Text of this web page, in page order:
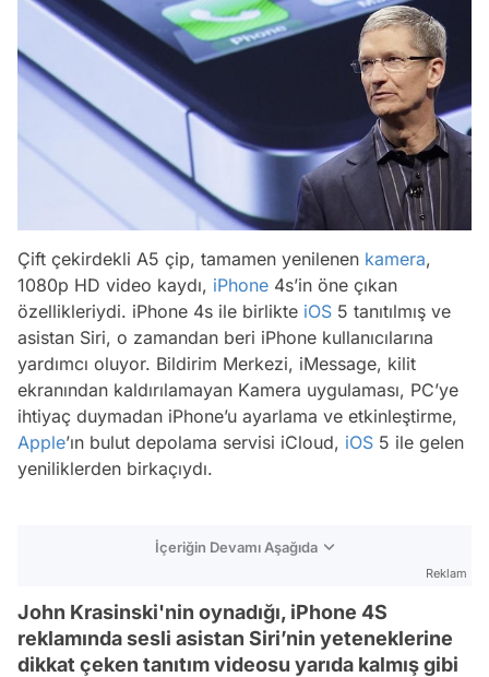
Çift çekirdekli A5 çip, tamamen yenilenen kamera,
1080p HD video kaydı, iPhone 4s’in öne çıkan
özellikleriydi. iPhone 4s ile birlikte iOS 5 tanıtılmış ve
asistan Siri, o zamandan beri iPhone kullanıcılarına
yardımcı oluyor. Bildirim Merkezi, iMessage, kilit
ekranından kaldırılamayan Kamera uygulaması, PC’ye
ihtiyaç duymadan iPhone’u ayarlama ve etkinleştirme,
Apple’ın bulut depolama servisi iCloud, iOS 5 ile gelen
yeniliklerden birkaçıydı.
İçeriğin Devamı Aşağıda
Reklam
John Krasinski'nin oynadığı, iPhone 4S
reklamında sesli asistan Siri’nin yeteneklerine
dikkat çeken tanıtım videosu yarıda kalmış gibi